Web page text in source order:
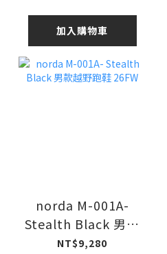
加入購物車
norda M-001A-
Stealth Black 男款
越野跑鞋 26FW
NT$9,280